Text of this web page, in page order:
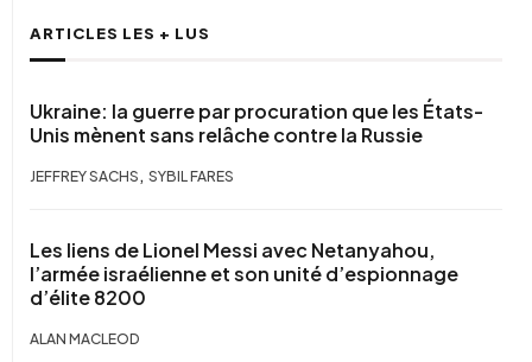
ARTICLES LES + LUS
Ukraine: la guerre par procuration que les États-
Unis mènent sans relâche contre la Russie
JEFFREY SACHS , SYBIL FARES
Les liens de Lionel Messi avec Netanyahou,
l’armée israélienne et son unité d’espionnage
d’élite 8200
ALAN MACLEOD